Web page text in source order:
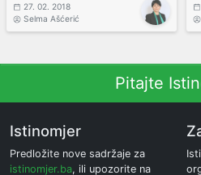
27. 02. 2018
Selma Ašćerić
Pitajte
Istinomjer
Predložite nove sadržaje za
istinomjer.ba, ili upozorite na